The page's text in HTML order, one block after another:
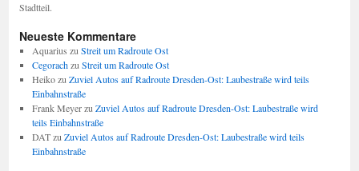
Stadtteil.
Neueste Kommentare
Aquarius zu Streit um Radroute Ost
Cegorachzu Streit um Radroute Ost
Heikozu Zuviel Autos auf Radroute Dresden-Ost: Laubestraße wird teils
Einbahnstraße
Frank Meyerzu Zuviel Autos auf Radroute Dresden-Ost: Laubestraße wird
teils Einbahnstraße
DATzu Zuviel Autos auf Radroute Dresden-Ost: Laubestraße wird teils
Einbahnstraße